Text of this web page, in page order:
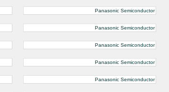
Panasonic Semiconductor
Panasonic Semiconductor
Panasonic Semiconductor
Panasonic Semiconductor
Panasonic Semiconductor